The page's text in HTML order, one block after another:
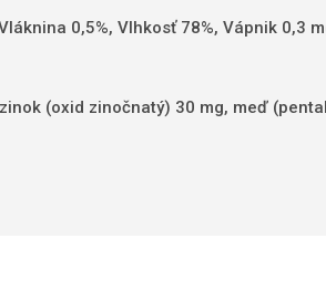
0,5%, Vlhkosť 78%, Vápnik 0,3
(oxid zinočnatý) 30 mg, meď